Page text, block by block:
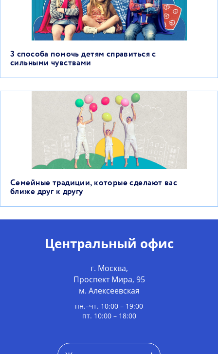
3 способа помочь детям справиться с
сильными чувствами
Семейные традиции, которые сделают вас
ближе друг к другу
Центральный офис
г. Москва,
Проспект Мира, 95
м. Алексеевская
пн.–чт. 10:00 – 19:00
пт. 10:00 – 18:00